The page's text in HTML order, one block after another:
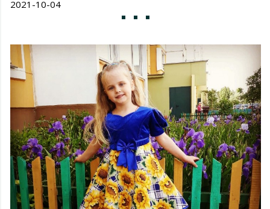
2021-10-04